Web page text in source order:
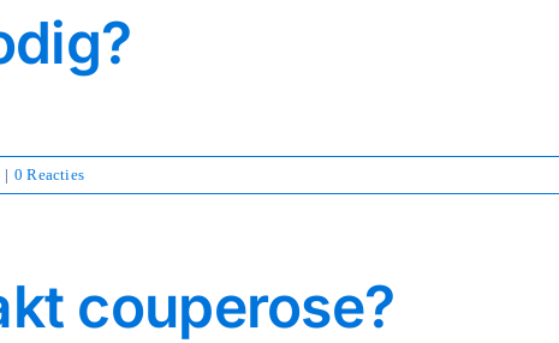
| 0 Reacties
couperose?